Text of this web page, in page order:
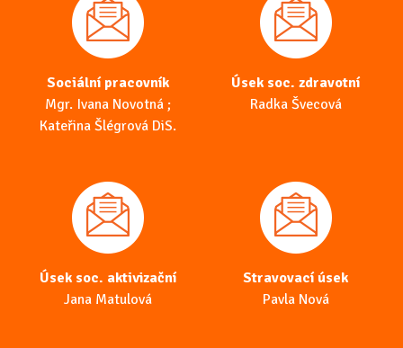
Sociální pracovník
Mgr. Ivana Novotná ;
Kateřina Šlégrová DiS.
Úsek soc. zdravotní
Radka Švecová
Úsek soc. aktivizační
Jana Matulová
Stravovací úsek
Pavla Nová